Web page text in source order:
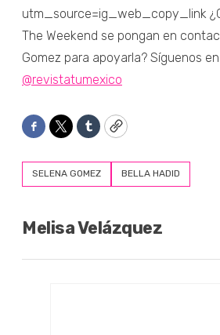
utm_source=ig_web_copy_link
The Weekend se pongan en
Gomez para apoyarla? Síguenos
@revistatumexico
Facebook
TwitterTumblrCopy
SELENA GOMEZ BELLA HADID
Melisa Velázquez